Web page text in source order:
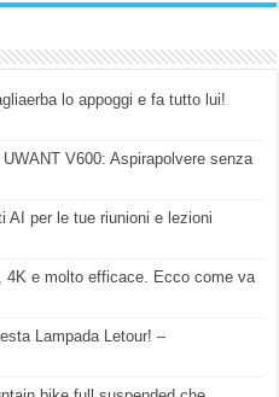
lo appoggi e fa tutto lui!
V600: Aspirapolvere senza
AI per le tue riunioni e lezioni
4K e molto efficace. Ecco come va
Lampada Letour! –